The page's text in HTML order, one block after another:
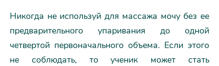
Никогда не используй для массажа мочу без ее
предварительного упаривания до одной
четвертой первоначального объема. Если этого
не соблюдать, то ученик может стать